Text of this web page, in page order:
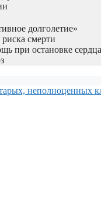
долголетие»
смерти
при остановке сердца
неполноценных